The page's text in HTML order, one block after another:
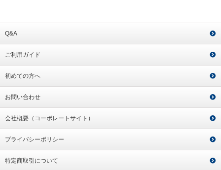
Q&A
ご利用ガイド
初めての方へ
お問い合わせ
会社概要（コーポレートサイト）
プライバシーポリシー
特定商取引について